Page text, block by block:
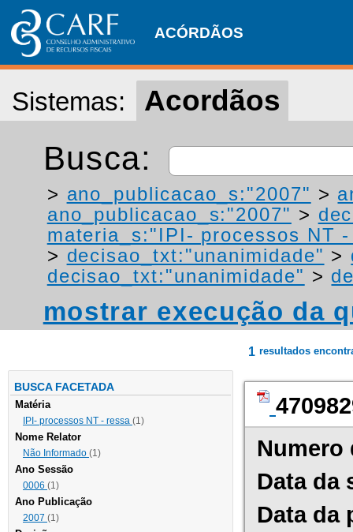
ACÓRDÃOS
Sistemas: Acordãos
Busca:
> ano_publicacao_s:"2007" >
ano_publicacao_s:"2007" >
materia_s:"IPI- processos NT
> decisao_txt:"unanimidade" >
decisao_txt:"unanimidade" >
mostrar execução da
BUSCA FACETADA
Matéria
IPI- processos NT - ressa (1)
Nome Relator
Não Informado (1)
Ano Sessão
0006 (1)
Ano Publicação
2007 (1)
1 resultados
Numero
Data da
Data da